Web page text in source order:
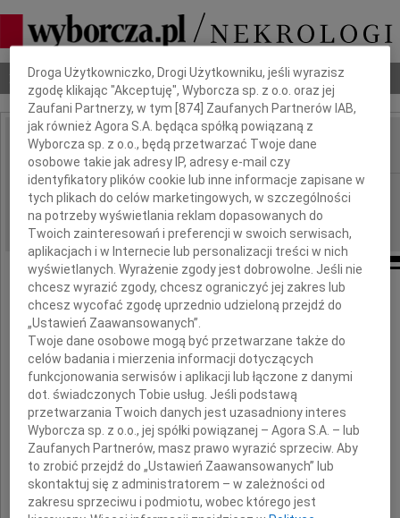
Nekrologi Odeszli Poradnik pogrzebowy
IMIĘ I NAZWISKO:
REGION: Katowice
DATA EMISJI: 04.08.2010
Justynie Stefańskiej
wyrazy głębokiego współczucia
z powodu śmierci
Mamy
Dbamy o Twoją prywatność
Droga Użytkowniczko, Drogi Użytkowniku, jeśli wyrazisz
zgodę klikając "Akceptuję", Wyborcza sp. z o.o. oraz jej
Zaufani Partnerzy, w tym [874 ] Zaufanych Partnerów IAB,
jak również Agora S.A. będąca spółką powiązaną z
Wyborcza sp. z o.o., będą przetwarzać Twoje dane
osobowe takie jak adresy IP, adresy e-mail czy
identyfikatory plików cookie lub inne informacje zapisane w
tych plikach do celów marketingowych, w szczególności
na potrzeby wyświetlania reklam dopasowanych do
Twoich zainteresowań i preferencji w swoich serwisach,
aplikacjach i w Internecie lub personalizacji treści w nich
wyświetlanych. Wyrażenie zgody jest dobrowolne. Jeśli nie
chcesz wyrazić zgody, chcesz ograniczyć jej zakres lub
chcesz wycofać zgodę uprzednio udzieloną przejdź do
„Ustawień Zaawansowanych”.
Twoje dane osobowe mogą być przetwarzane także do
celów badania i mierzenia informacji dotyczących
funkcjonowania serwisów i aplikacji lub łączone z danymi
dot. świadczonych Tobie usług. Jeśli podstawą
przetwarzania Twoich danych jest uzasadniony interes
Wyborcza sp. z o.o., jej spółki powiązanej – Agora S.A. – lub
Zaufanych Partnerów, masz prawo wyrazić sprzeciw. Aby
to zrobić przejdź do „Ustawień Zaawansowanych” lub
skontaktuj się z administratorem – w zależności od
zakresu sprzeciwu i podmiotu, wobec którego jest